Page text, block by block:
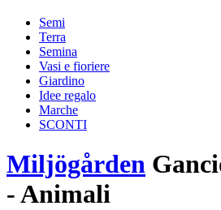
Semi
Terra
Semina
Vasi e fioriere
Giardino
Idee regalo
Marche
SCONTI
Miljögården
- Animali